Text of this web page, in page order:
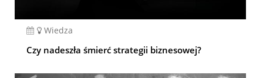
Wiedza
Czy nadeszła śmierć strategii biznesowej?